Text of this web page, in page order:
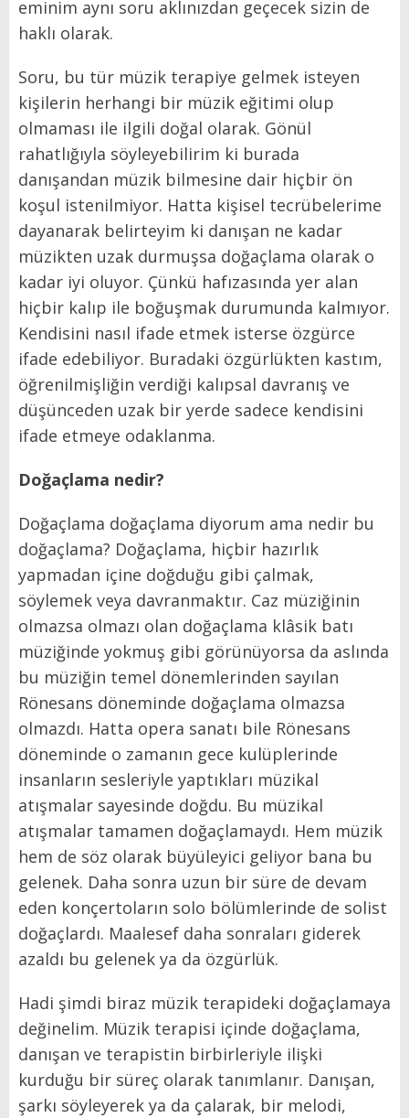
eminim aynı soru aklınızdan geçecek sizin de
haklı olarak.
Soru, bu tür müzik terapiye gelmek isteyen
kişilerin herhangi bir müzik eğitimi olup
olmaması ile ilgili doğal olarak. Gönül
rahatlığıyla söyleyebilirim ki burada
danışandan müzik bilmesine dair hiçbir ön
koşul istenilmiyor. Hatta kişisel tecrübelerime
dayanarak belirteyim ki danışan ne kadar
müzikten uzak durmuşsa doğaçlama olarak o
kadar iyi oluyor. Çünkü hafızasında yer alan
hiçbir kalıp ile boğuşmak durumunda kalmıyor.
Kendisini nasıl ifade etmek isterse özgürce
ifade edebiliyor. Buradaki özgürlükten kastım,
öğrenilmişliğin verdiği kalıpsal davranış ve
düşünceden uzak bir yerde sadece kendisini
ifade etmeye odaklanma.
Doğaçlama nedir?
Doğaçlama doğaçlama diyorum ama nedir bu
doğaçlama? Doğaçlama, hiçbir hazırlık
yapmadan içine doğduğu gibi çalmak,
söylemek veya davranmaktır. Caz müziğinin
olmazsa olmazı olan doğaçlama klâsik batı
müziğinde yokmuş gibi görünüyorsa da aslında
bu müziğin temel dönemlerinden sayılan
Rönesans döneminde doğaçlama olmazsa
olmazdı. Hatta opera sanatı bile Rönesans
döneminde o zamanın gece kulüplerinde
insanların sesleriyle yaptıkları müzikal
atışmalar sayesinde doğdu. Bu müzikal
atışmalar tamamen doğaçlamaydı. Hem müzik
hem de söz olarak büyüleyici geliyor bana bu
gelenek. Daha sonra uzun bir süre de devam
eden konçertoların solo bölümlerinde de solist
doğaçlardı. Maalesef daha sonraları giderek
azaldı bu gelenek ya da özgürlük.
Hadi şimdi biraz müzik terapideki doğaçlamaya
değinelim. Müzik terapisi içinde doğaçlama,
danışan ve terapistin birbirleriyle ilişki
kurduğu bir süreç olarak tanımlanır. Danışan,
şarkı söyleyerek ya da çalarak, bir melodi,